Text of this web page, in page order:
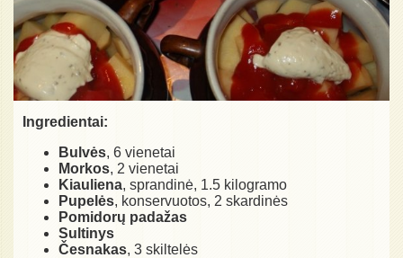
Ingredientai:
Bulvės, 6 vienetai
Morkos, 2 vienetai
Kiauliena, sprandinė, 1.5 kilogramo
Pupelės, konservuotos, 2 skardinės
Pomidorų padažas
Sultinys
Česnakas, 3 skiltelės